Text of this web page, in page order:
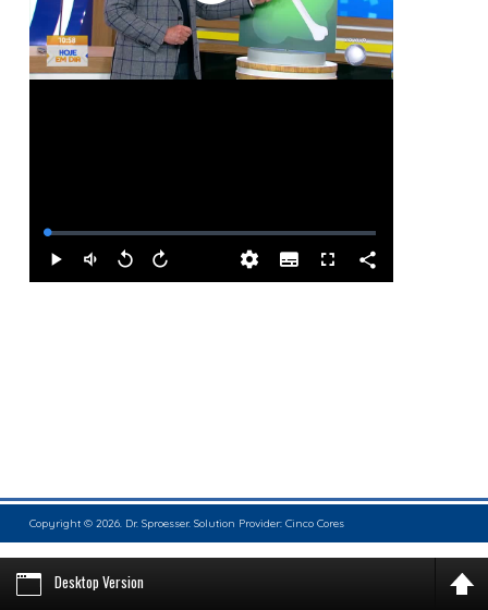
Copyright © 2026. Dr. Sproesser. Solution Provider: Cinco Cores
Desktop Version